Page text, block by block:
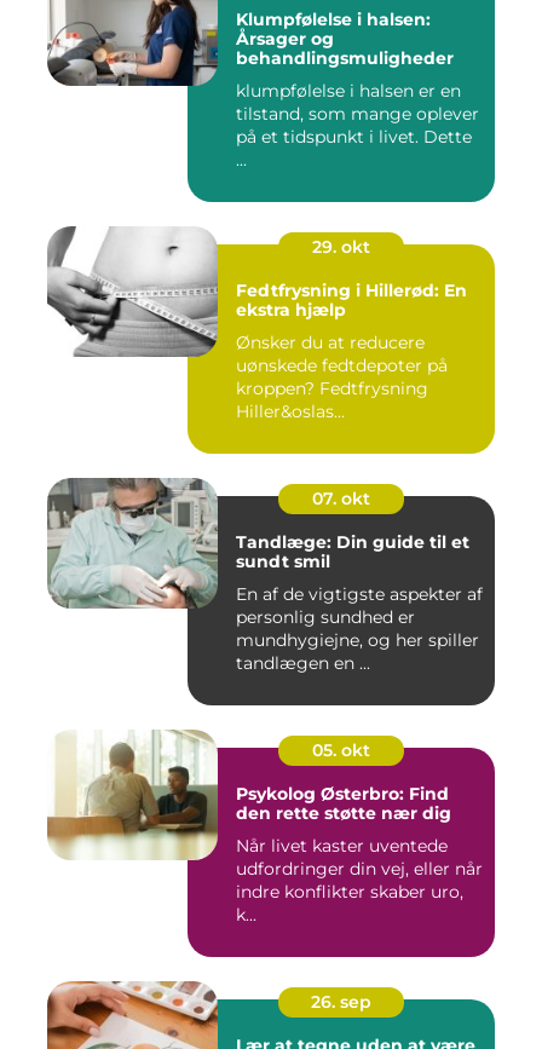
Klumpfølelse i halsen:
Årsager og
behandlingsmuligheder
klumpfølelse i halsen er en
tilstand, som mange oplever
på et tidspunkt i livet. Dette
...
29. okt
Fedtfrysning i Hillerød: En
ekstra hjælp
Ønsker du at reducere
uønskede fedtdepoter på
kroppen? Fedtfrysning
Hiller&oslas...
07. okt
Tandlæge: Din guide til et
sundt smil
En af de vigtigste aspekter af
personlig sundhed er
mundhygiejne, og her spiller
tandlægen en ...
05. okt
Psykolog Østerbro: Find
den rette støtte nær dig
Når livet kaster uventede
udfordringer din vej, eller når
indre konflikter skaber uro,
k...
26. sep